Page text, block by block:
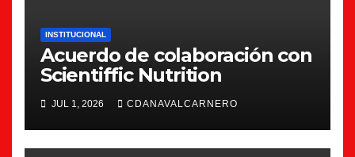
INSTITUCIONAL
Acuerdo de colaboración con
Scientiffic Nutrition
JUL 1, 2026 CDANAVALCARNERO